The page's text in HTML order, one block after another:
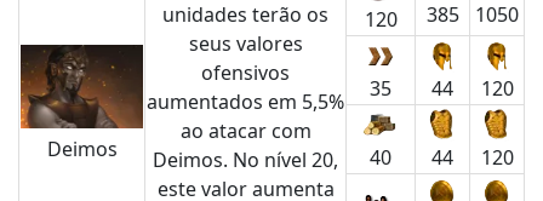
Deimos
unidades terão os
seus valores
ofensivos
aumentados em 5,5%
ao atacar com
Deimos. No nível 20,
este valor aumenta
120 385 1050
35 44 120
40 44 120